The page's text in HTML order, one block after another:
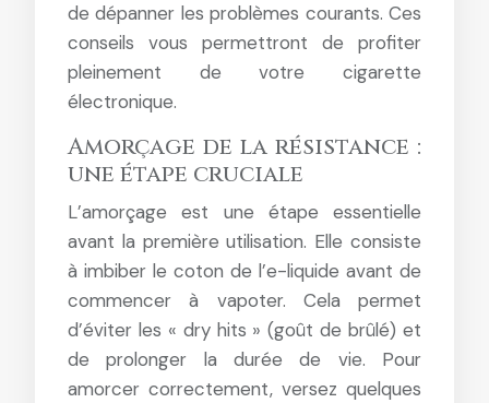
de dépanner les problèmes courants. Ces
conseils vous permettront de profiter
pleinement de votre cigarette
électronique.
Amorçage de la résistance :
une étape cruciale
L’amorçage est une étape essentielle
avant la première utilisation. Elle consiste
à imbiber le coton de l’e-liquide avant de
commencer à vapoter. Cela permet
d’éviter les « dry hits » (goût de brûlé) et
de prolonger la durée de vie. Pour
amorcer correctement, versez quelques